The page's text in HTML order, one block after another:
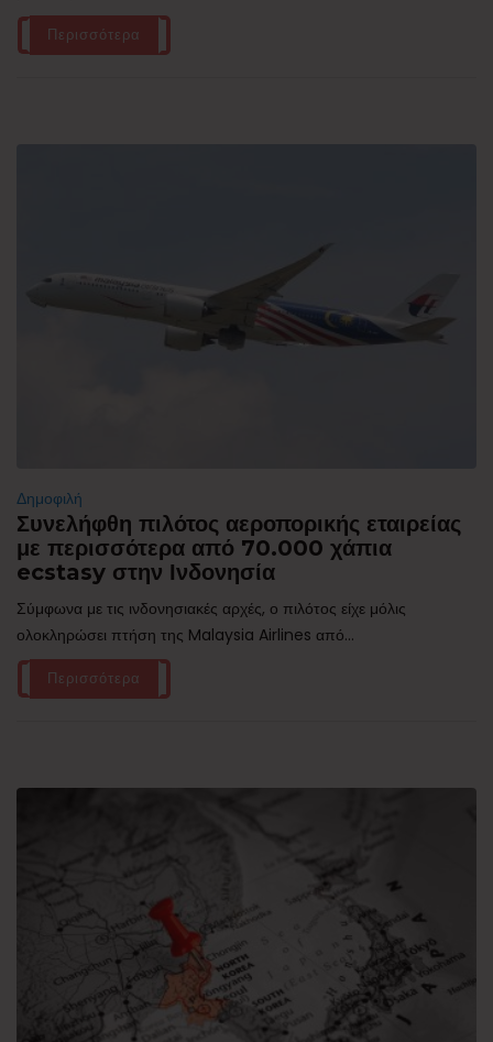
Περισσότερα
Δημοφιλή
Συνελήφθη πιλότος αεροπορικής εταιρείας
με περισσότερα από 70.000 χάπια
ecstasy στην Ινδονησία
Σύμφωνα με τις ινδονησιακές αρχές, ο πιλότος είχε μόλις
ολοκληρώσει πτήση της Malaysia Airlines από...
Περισσότερα